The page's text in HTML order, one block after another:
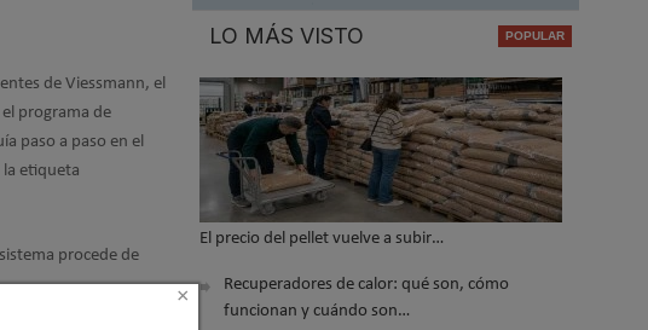
de Viessmann, el
programa de
paso a paso en el
la etiqueta
procede de
LO MÁS VISTO
El precio del pellet vuelve a subir…
Recuperadores de calor: qué son, cómo
funcionan y cuándo son…
×